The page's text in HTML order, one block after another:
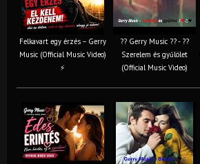
Felkavart egy érzés – Gerry
Music (Official Music Video)
⚡
?? Gerry Music ?? - ??
Szerelem és gyűlölet
(Official Music Video)